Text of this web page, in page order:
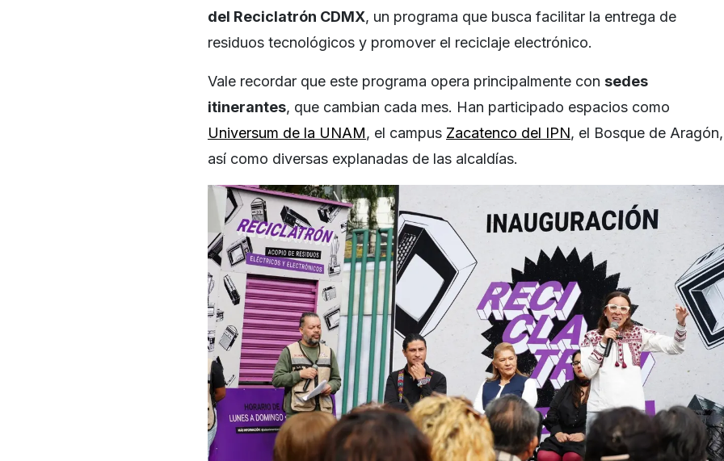
del Reciclatrón CDMX, un programa que busca facilitar la entrega de
residuos tecnológicos y promover el reciclaje electrónico.
Vale recordar que este programa opera principalmente con sedes
itinerantes, que cambian cada mes. Han participado espacios como
Universum de la UNAM, el campus Zacatenco del IPN, el Bosque de Aragón,
así como diversas explanadas de las alcaldías.